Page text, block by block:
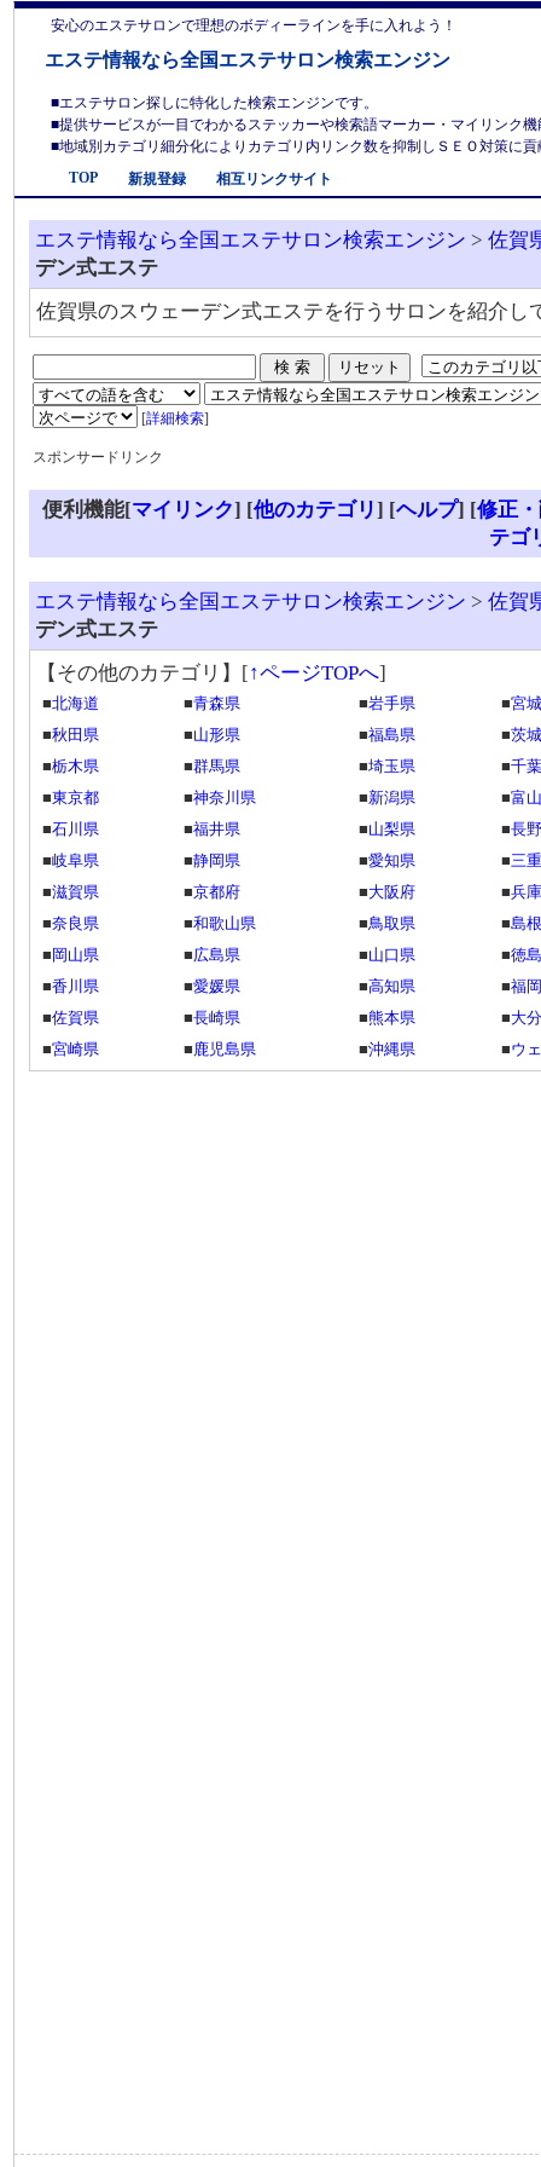
安心のエステサロンで理想のボディーラインを手に入れよう！
エステ情報なら全国エステサロン検索エンジン
■エステサロン探しに特化した検索エンジンです。
■提供サービスが一目でわかるステッカーや検索語マーカー・マイリンク
■地域別カテゴリ細分化によりカテゴリ内リンク数を抑制しＳＥＯ対策に
TOP
新規登録 相互リンクサイト
エステ情報なら全国エステサロン検索エンジン > 佐賀
デン式エステ
佐賀県のスウェーデン式エステを行うサロンを紹介し
[詳細検索]
スポンサードリンク
便利機能[マイリンク] [他のカテゴリ] [ヘルプ] [修正
テゴ
エステ情報なら全国エステサロン検索エンジン > 佐賀
デン式エステ
【その他のカテゴリ】 [↑ページTOPへ]
■北海道 ■青森県 ■岩手県 ■宮
■秋田県 ■山形県 ■福島県 ■茨
■栃木県 ■群馬県 ■埼玉県 ■千
■東京都 ■神奈川県 ■新潟県 ■富
■石川県 ■福井県 ■山梨県 ■長
■岐阜県 ■静岡県 ■愛知県 ■三
■滋賀県 ■京都府 ■大阪府 ■兵
■奈良県 ■和歌山県 ■鳥取県 ■島
■ 岡山県 ■広島県 ■山口県 ■徳
■香川県 ■愛媛県 ■高知県 ■福
■佐賀県 ■長崎県 ■熊本県 ■大
■宮崎県 ■鹿児島県 ■沖縄県 ■ウ